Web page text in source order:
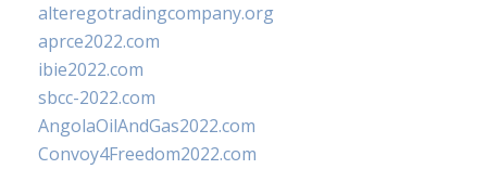
alteregotradingcompany.org
aprce2022.com
ibie2022.com
sbcc-2022.com
AngolaOilAndGas2022.com
Convoy4Freedom2022.com